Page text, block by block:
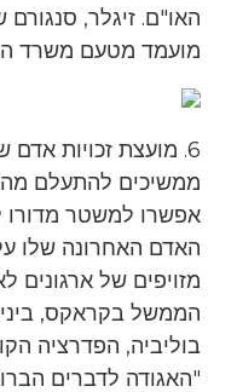
האו"ם. זיגלר, סנגורם
מועמד מטעם משרד
6. מועצת זכויות
ממשיכים להתעלם
אפשרו למשטר מדורו
מזויפים של
הממשל בקראקס,
בוליביה, הפדרציה
"האגודה לדברים